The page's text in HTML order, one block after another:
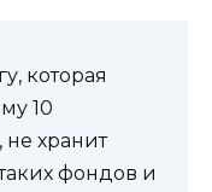
которая
10
хранит
фондов и